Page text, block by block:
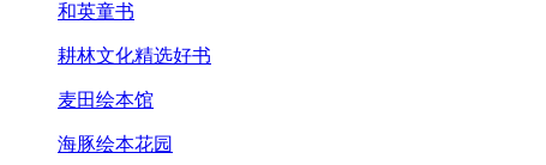
和英童书
耕林文化精选好书
麦田绘本馆
海豚绘本花园